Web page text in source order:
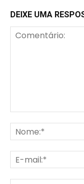
DEIXE UMA